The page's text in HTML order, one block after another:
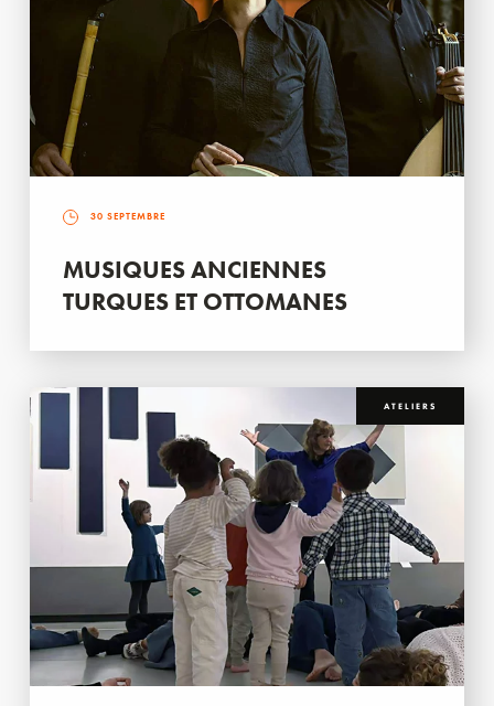
30 SEPTEMBRE
MUSIQUES ANCIENNES
TURQUES ET OTTOMANES
ATELIERS